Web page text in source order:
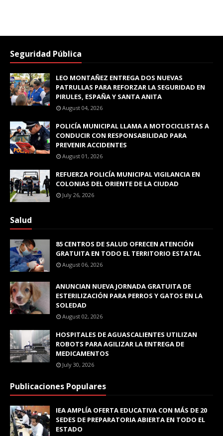
Seguridad Pública
LEO MONTAÑEZ ENTREGA DOS NUEVAS
PATRULLAS PARA REFORZAR LA SEGURIDAD EN
PIRULES, ESPAÑA Y SANTA ANITA
August 04, 2026
POLICÍA MUNICIPAL LLAMA A MOTOCICLISTAS A
CONDUCIR CON RESPONSABILIDAD PARA
PREVENIR ACCIDENTES
August 01, 2026
REFUERZA POLICÍA MUNICIPAL VIGILANCIA EN
COLONIAS DEL ORIENTE DE LA CIUDAD
July 26, 2026
Salud
85 CENTROS DE SALUD OFRECEN ATENCIÓN
GRATUITA EN TODO EL TERRITORIO ESTATAL
August 06, 2026
ANUNCIAN NUEVA JORNADA GRATUITA DE
ESTERILIZACIÓN PARA PERROS Y GATOS EN LA
SOLEDAD
August 02, 2026
HOSPITALES DE AGUASCALIENTES UTILIZAN
ROBOTS PARA AGILIZAR LA ENTREGA DE
MEDICAMENTOS
July 30, 2026
Publicaciones Populares
IEA AMPLÍA OFERTA EDUCATIVA CON MÁS DE 20
SEDES DE PREPARATORIA ABIERTA EN TODO EL
ESTADO